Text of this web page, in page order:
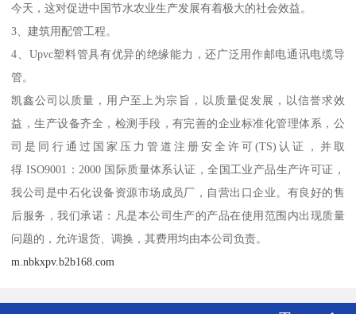
今天，这对促进中国节水农业生产发展有着极大的社会效益。
3、建筑用配管工程。
4、Upvc塑料管具有优异的绝缘能力，还广泛用作邮电通讯电缆导
管。
凯鑫公司以质量，用户至上为宗旨，以质量促发展，以信誉求效
益，生产设备齐全，检测手段，有完善的企业标准化管理体系，公
司是同行通过国家压力管道注册安全许可(TS)认证，并取
得 ISO9001：2000 国际质量体系认证，全国工业产品生产许可证，
我公司是中石化设备资源市场成员厂，自营出口企业。有良好的售
后服务，我们承诺：凡是本公司生产的产品在使用范围内出现质量
问题的，允许退货、调换，其费用均由本公司负责。
m.nbkxpv.b2b168.com